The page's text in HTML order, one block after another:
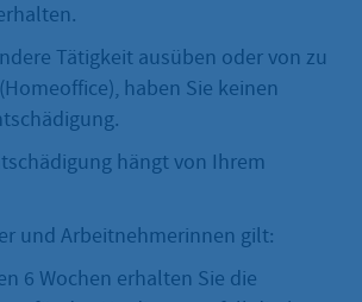
Tätigkeit ausüben oder von zu
haben Sie keinen
hängt von Ihrem
und Arbeitnehmerinnen gilt:
6 Wochen erhalten Sie die